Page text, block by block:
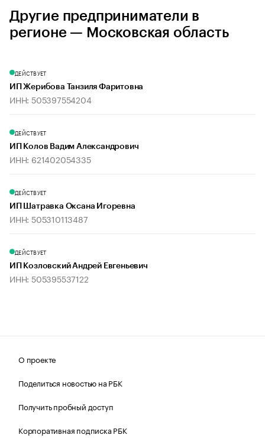
Другие предприниматели в
регионе — Московская область
ДЕЙСТВУЕТ
ИП Жерибова Танзиля Фаритовна
ИНН: 505397554204
ДЕЙСТВУЕТ
ИП Колов Вадим Александрович
ИНН: 621402054335
ДЕЙСТВУЕТ
ИП Шатравка Оксана Игоревна
ИНН: 505310113487
ДЕЙСТВУЕТ
ИП Козловский Андрей Евгеньевич
ИНН: 505395537122
О проекте
Поделиться новостью на РБК
Получить пробный доступ
Корпоративная подписка РБК